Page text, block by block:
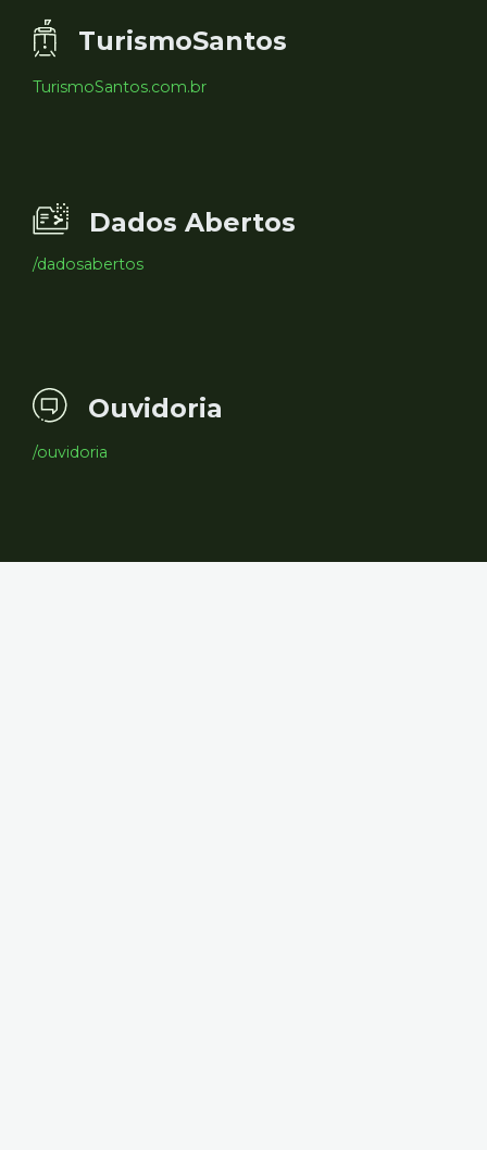
TurismoSantos
TurismoSantos.com.br
Dados Abertos
/dadosabertos
Ouvidoria
/ouvidoria